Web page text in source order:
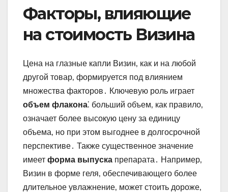
Факторы‚ влияющие
на стоимость Визина
Цена на глазные капли Визин‚ как и на любой
другой товар‚ формируется под влиянием
множества факторов․ Ключевую роль играет
объем флакона⁚ больший объем‚ как правило‚
означает более высокую цену за единицу
объема‚ но при этом выгоднее в долгосрочной
перспективе․ Также существенное значение
имеет форма выпуска препарата․ Например‚
Визин в форме геля‚ обеспечивающего более
длительное увлажнение‚ может стоить дороже‚